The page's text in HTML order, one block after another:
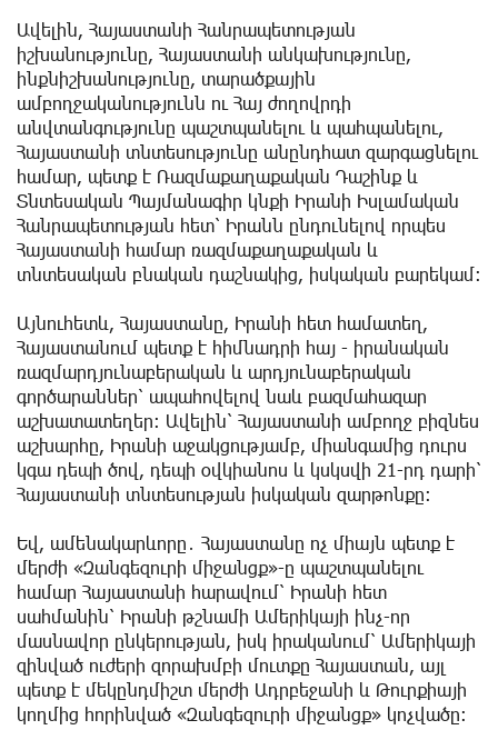
Ավելին, Հայաստանի Հանրապետության
իշխանությունը, Հայաստանի անկախությունը,
ինքնիշխանությունը, տարածքային
ամբողջականությունն ու Հայ ժողովրդի
անվտանգությունը պաշտպանելու և պահպանելու,
Հայաստանի տնտեսությունը անընդհատ զարգացնելու
համար, պետք է Ռազմաքաղաքական Դաշինք և
Տնտեսական Պայմանագիր կնքի Իրանի Իսլամական
Հանրապետության հետ՝ Իրանն ընդունելով որպես
Հայաստանի համար ռազմաքաղաքական և
տնտեսական բնական դաշնակից, իսկական բարեկամ:
Այնուհետև, Հայաստանը, Իրանի հետ համատեղ,
Հայաստանում պետք է հիմնադրի հայ - իրանական
ռազմարդյունաբերական և արդյունաբերական
գործարաններ՝ ապահովելով նաև բազմահազար
աշխատատեղեր։ Ավելին՝ Հայաստանի ամբողջ բիզնես
աշխարհը, Իրանի աջակցությամբ, միանգամից դուրս
կգա դեպի ծով, դեպի օվկիանոս և կսկսվի 21-րդ դարի՝
Հայաստանի տնտեսության իսկական զարթոնքը։
Եվ, ամենակարևորը․ Հայաստանը ոչ միայն պետք է
մերժի «Զանգեզուրի միջանցք»-ը պաշտպանելու
համար Հայաստանի հարավում՝ Իրանի հետ
սահմանին՝ Իրանի թշնամի Ամերիկայի ինչ-որ
մասնավոր ընկերության, իսկ իրականում՝ Ամերիկայի
զինված ուժերի զորախմբի մուտքը Հայաստան, այլ
պետք է մեկընդմիշտ մերժի Ադրբեջանի և Թուրքիայի
կողմից հորինված «Զանգեզուրի միջանցք» կոչվածը։